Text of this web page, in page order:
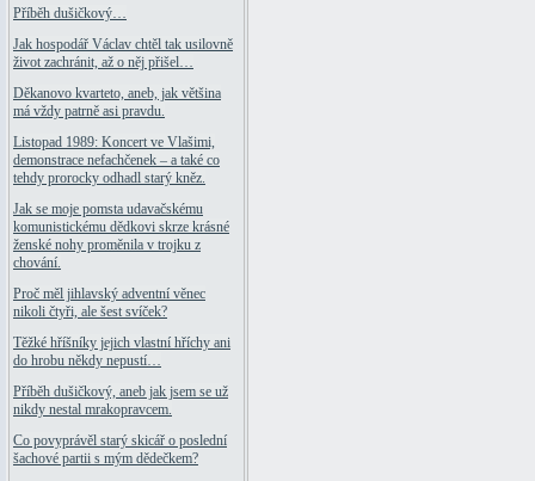
Příběh dušičkový…
Jak hospodář Václav chtěl tak usilovně
život zachránit, až o něj přišel…
Děkanovo kvarteto, aneb, jak většina
má vždy patrně asi pravdu.
Listopad 1989: Koncert ve Vlašimi,
demonstrace nefachčenek – a také co
tehdy prorocky odhadl starý kněz.
Jak se moje pomsta udavačskému
komunistickému dědkovi skrze krásné
ženské nohy proměnila v trojku z
chování.
Proč měl jihlavský adventní věnec
nikoli čtyři, ale šest svíček?
Těžké hříšníky jejich vlastní hříchy ani
do hrobu někdy nepustí…
Příběh dušičkový, aneb jak jsem se už
nikdy nestal mrakopravcem.
Co povyprávěl starý skicář o poslední
šachové partii s mým dědečkem?